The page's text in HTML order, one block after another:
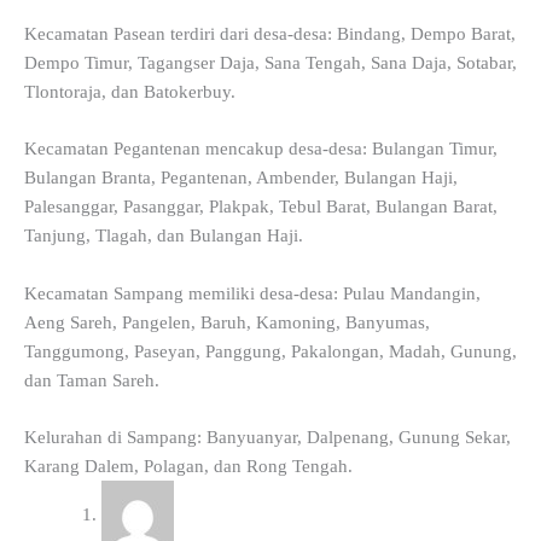
Kecamatan Pasean terdiri dari desa-desa: Bindang, Dempo Barat,
Dempo Timur, Tagangser Daja, Sana Tengah, Sana Daja, Sotabar,
Tlontoraja, dan Batokerbuy.
Kecamatan Pegantenan mencakup desa-desa: Bulangan Timur,
Bulangan Branta, Pegantenan, Ambender, Bulangan Haji,
Palesanggar, Pasanggar, Plakpak, Tebul Barat, Bulangan Barat,
Tanjung, Tlagah, dan Bulangan Haji.
Kecamatan Sampang memiliki desa-desa: Pulau Mandangin,
Aeng Sareh, Pangelen, Baruh, Kamoning, Banyumas,
Tanggumong, Paseyan, Panggung, Pakalongan, Madah, Gunung,
dan Taman Sareh.
Kelurahan di Sampang: Banyuanyar, Dalpenang, Gunung Sekar,
Karang Dalem, Polagan, dan Rong Tengah.